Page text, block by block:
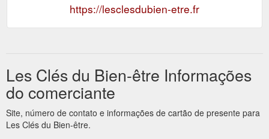
https://lesclesdubien-etre.fr
Les Clés du Bien-être Informações
do comerciante
Site, número de contato e informações de cartão de presente para
Les Clés du Bien-être.